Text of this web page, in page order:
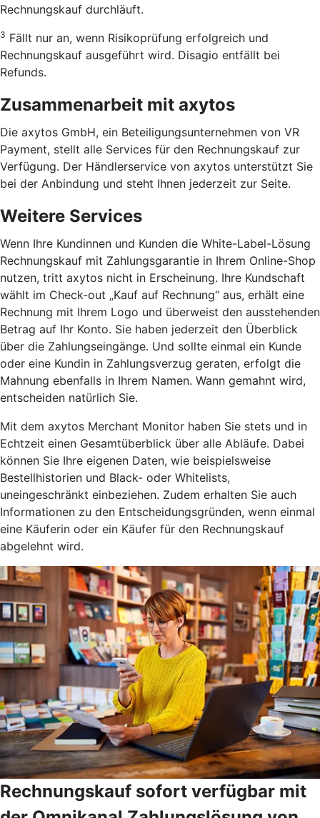
Rechnungskauf durchläuft.
3 Fällt nur an, wenn Risikoprüfung erfolgreich und
Rechnungskauf ausgeführt wird. Disagio entfällt bei
Refunds.
Zusammenarbeit mit axytos
Die axytos GmbH, ein Beteiligungsunternehmen von VR
Payment, stellt alle Services für den Rechnungskauf zur
Verfügung. Der Händlerservice von axytos unterstützt Sie
bei der Anbindung und steht Ihnen jederzeit zur Seite.
Weitere Services
Wenn Ihre Kundinnen und Kunden die White-Label-Lösung
Rechnungskauf mit Zahlungsgarantie in Ihrem Online-Shop
nutzen, tritt axytos nicht in Erscheinung. Ihre Kundschaft
wählt im Check-out „Kauf auf Rechnung“ aus, erhält eine
Rechnung mit Ihrem Logo und überweist den ausstehenden
Betrag auf Ihr Konto. Sie haben jederzeit den Überblick
über die Zahlungseingänge. Und sollte einmal ein Kunde
oder eine Kundin in Zahlungsverzug geraten, erfolgt die
Mahnung ebenfalls in Ihrem Namen. Wann gemahnt wird,
entscheiden natürlich Sie.
Mit dem axytos Merchant Monitor haben Sie stets und in
Echtzeit einen Gesamtüberblick über alle Abläufe. Dabei
können Sie Ihre eigenen Daten, wie beispielsweise
Bestellhistorien und Black- oder Whitelists,
uneingeschränkt einbeziehen. Zudem erhalten Sie auch
Informationen zu den Entscheidungsgründen, wenn einmal
eine Käuferin oder ein Käufer für den Rechnungskauf
abgelehnt wird.
Rechnungskauf sofort verfügbar mit